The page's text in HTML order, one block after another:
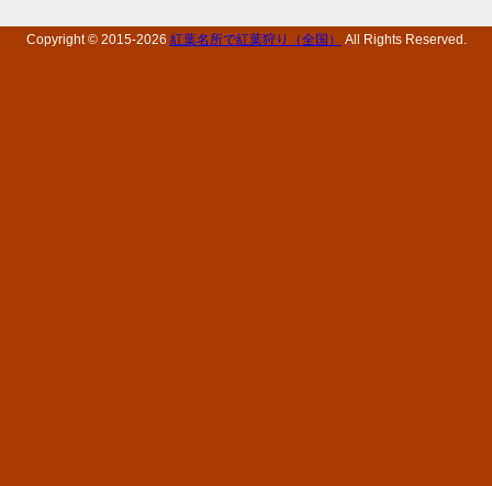
Copyright © 2015-2026 紅葉名所で紅葉狩り（全国） All Rights Reserved.